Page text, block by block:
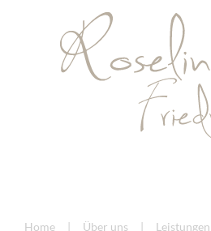
Home Über uns Leistungen